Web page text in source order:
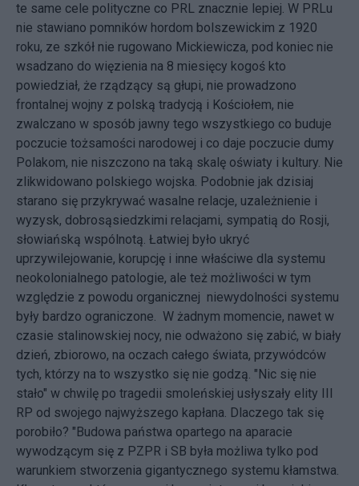
te same cele polityczne co PRL znacznie lepiej. W PRLu
nie stawiano pomników hordom bolszewickim z 1920
roku, ze szkół nie rugowano Mickiewicza, pod koniec nie
wsadzano do więzienia na 8 miesięcy kogoś kto
powiedział, że rządzący są głupi, nie prowadzono
frontalnej wojny z polską tradycją i Kościołem, nie
zwalczano w sposób jawny tego wszystkiego co buduje
poczucie tożsamości narodowej i co daje poczucie dumy
Polakom, nie niszczono na taką skalę oświaty i kultury. Nie
zlikwidowano polskiego wojska. Podobnie jak dzisiaj
starano się przykrywać wasalne relacje, uzależnienie i
wyzysk, dobrosąsiedzkimi relacjami, sympatią do Rosji,
słowiańską wspólnotą. Łatwiej było ukryć
uprzywilejowanie, korupcję i inne właściwe dla systemu
neokolonialnego patologie, ale też możliwości w tym
względzie z powodu organicznej niewydolności systemu
były bardzo ograniczone. W żadnym momencie, nawet w
czasie stalinowskiej nocy, nie odważono się zabić, w biały
dzień, zbiorowo, na oczach całego świata, przywódców
tych, którzy na to wszystko się nie godzą. "Nic się nie
stało" w chwilę po tragedii smoleńskiej usłyszały elity III
RP od swojego najwyższego kapłana. Dlaczego tak się
porobiło? "Budowa państwa opartego na aparacie
wywodzącym się z PZPR i SB była możliwa tylko pod
warunkiem stworzenia gigantycznego systemu kłamstwa.